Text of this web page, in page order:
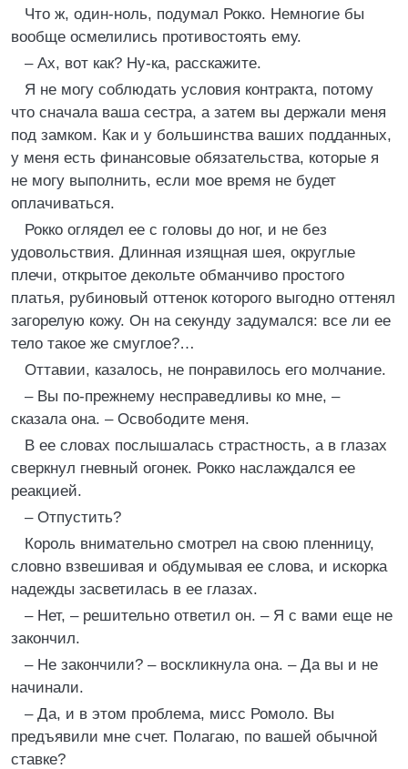
Что ж, один-ноль, подумал Рокко. Немногие бы
вообще осмелились противостоять ему.
– Ах, вот как? Ну-ка, расскажите.
Я не могу соблюдать условия контракта, потому
что сначала ваша сестра, а затем вы держали меня
под замком. Как и у большинства ваших подданных,
у меня есть финансовые обязательства, которые я
не могу выполнить, если мое время не будет
оплачиваться.
Рокко оглядел ее с головы до ног, и не без
удовольствия. Длинная изящная шея, округлые
плечи, открытое декольте обманчиво простого
платья, рубиновый оттенок которого выгодно оттенял
загорелую кожу. Он на секунду задумался: все ли ее
тело такое же смуглое?…
Оттавии, казалось, не понравилось его молчание.
– Вы по-прежнему несправедливы ко мне, –
сказала она. – Освободите меня.
В ее словах послышалась страстность, а в глазах
сверкнул гневный огонек. Рокко наслаждался ее
реакцией.
– Отпустить?
Король внимательно смотрел на свою пленницу,
словно взвешивая и обдумывая ее слова, и искорка
надежды засветилась в ее глазах.
– Нет, – решительно ответил он. – Я с вами еще не
закончил.
– Не закончили? – воскликнула она. – Да вы и не
начинали.
– Да, и в этом проблема, мисс Ромоло. Вы
предъявили мне счет. Полагаю, по вашей обычной
ставке?